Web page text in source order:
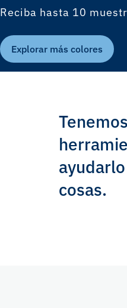
Reciba hasta 10
Explorar más colores
cosas.